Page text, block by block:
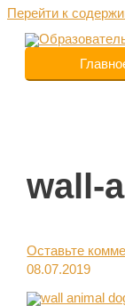
Перейти к
wall-
Оставьте
08.07.2019